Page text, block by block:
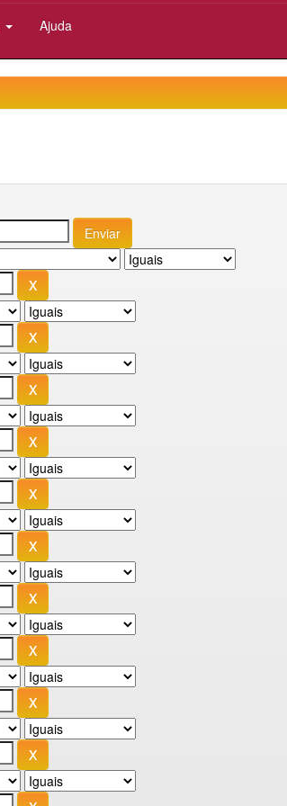
Ajuda